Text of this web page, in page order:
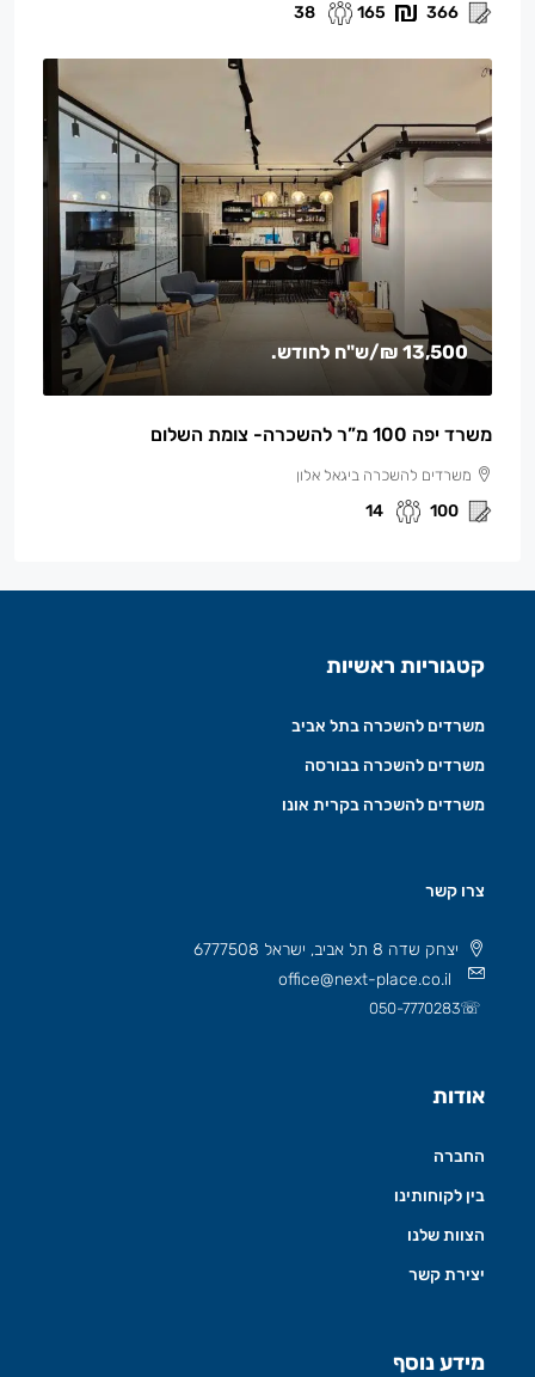
366
165
38
13,500 ₪ /ש"ח לחודש.
משרד יפה 100 מ”ר להשכרה- צומת השלום
משרדים להשכרה ביגאל אלון
100
14
קטגוריות ראשיות
משרדים להשכרה בתל אביב
משרדים להשכרה בבורסה
משרדים להשכרה בקרית אונו
צרו קשר
יצחק שדה 8 תל אביב, ישראל 6777508
office@next-place.co.il
☏
050-7770283
אודות
החברה
בין לקוחותינו
הצוות שלנו
יצירת קשר
מידע נוסף